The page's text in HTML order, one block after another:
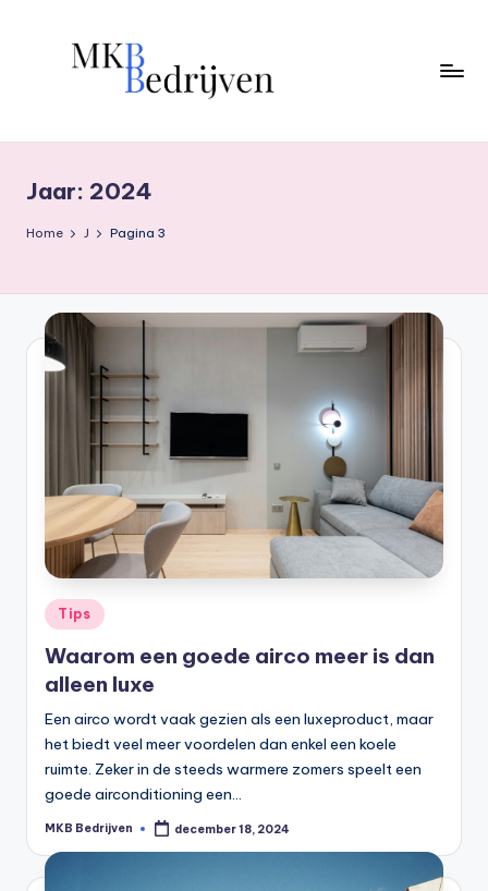
Jaar: 2024
Home J Pagina 3
Tips
Waarom een goede airco meer is dan
alleen luxe
Een airco wordt vaak gezien als een luxeproduct, maar
het biedt veel meer voordelen dan enkel een koele
ruimte. Zeker in de steeds warmere zomers speelt een
goede airconditioning een…
MKB Bedrijven december 18, 2024